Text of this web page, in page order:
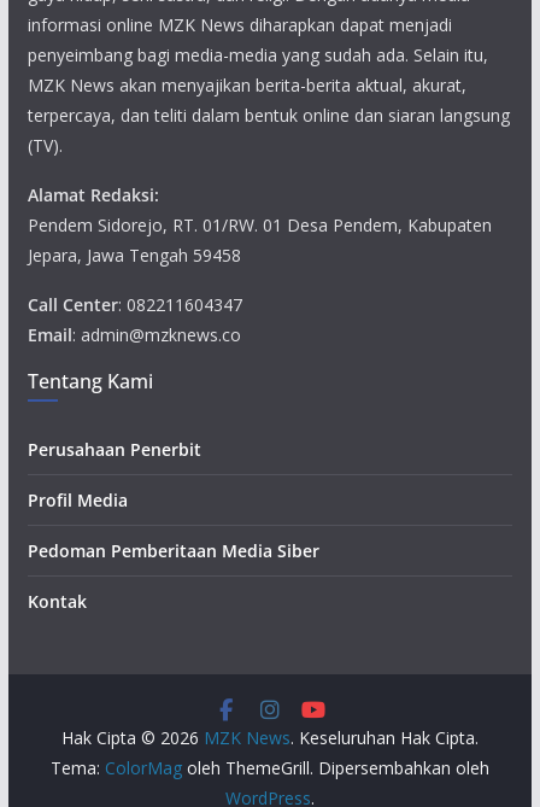
informasi online MZK News diharapkan dapat menjadi
penyeimbang bagi media-media yang sudah ada. Selain itu,
MZK News akan menyajikan berita-berita aktual, akurat,
terpercaya, dan teliti dalam bentuk online dan siaran langsung
(TV).
Alamat Redaksi:
Pendem Sidorejo, RT. 01/RW. 01 Desa Pendem, Kabupaten
Jepara, Jawa Tengah 59458
Call Center: 082211604347
Email: admin@mzknews.co
Tentang Kami
Perusahaan Penerbit
Profil Media
Pedoman Pemberitaan Media Siber
Kontak
Hak Cipta © 2026 MZK News. Keseluruhan Hak Cipta.
Tema: ColorMagoleh ThemeGrill. Dipersembahkan oleh
WordPress.